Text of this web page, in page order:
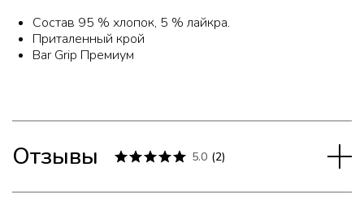
Состав 95 % хлопок, 5 % лайкра.
Приталенный крой
Bar Grip Премиум
Отзывы 5.0 (2)